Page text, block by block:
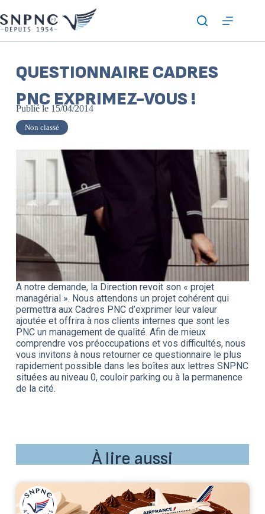
QUESTIONNAIRE CADRES
PNC EXPRIMEZ-VOUS !
Publié le 15/04/2014
Non classé
A notre demande, la Direction revoit son « projet
managérial ». Nous attendons un projet cohérent qui
permettra aux Cadres PNC d’exprimer leur valeur
ajoutée et offrira à nos clients internes que sont les
PNC un management de qualité. Afin de mieux
comprendre vos préoccupations et vos difficultés, nous
vous invitons à nous retourner ce questionnaire le plus
rapidement possible dans les boîtes aux lettres SNPNC
situées au niveau 0, couloir parking ou à la permanence
de la cité.
À lire aussi